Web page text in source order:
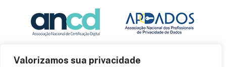
Valorizamos sua privacidade